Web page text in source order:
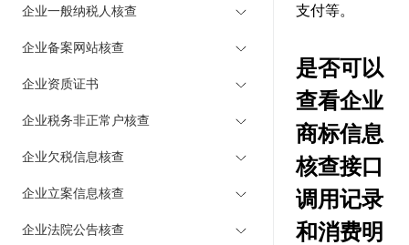
企业一般纳税人核查
企业备案网站核查
企业资质证书
企业税务非正常户核查
企业欠税信息核查
企业立案信息核查
企业法院公告核查
支付等。
是否可以
查看企业
商标信息
核查接口
调用记录
和消费明